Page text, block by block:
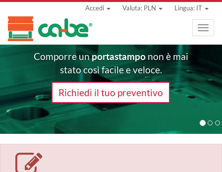
Lingua: IT
Valuta: PLN
Accedi
Toggle
Comporre unportastamponon è mai
stato così facile e veloce.
Richiedi il tuo preventivo